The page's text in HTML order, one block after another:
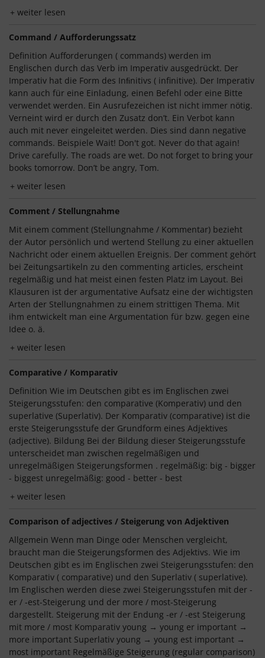
weiter lesen
Command / Aufforderungssatz
Definition Aufforderungen ( commands) werden im
Englischen durch das Verb im Imperativ ausgedrückt. Der
Imperativ hat die Form des Inﬁnitivs ( infinitive). Der Imperativ
kann auch für eine Einladung, einen Befehl oder eine Bitte
verwendet werden. Ein Ausrufezeichen ist nicht immer nötig.
Verneint wird er durch den Zusatz don’t. Ein Verbot kann
auch mit never eingeleitet werden. Dies sind dann negative
commands. Beispiele Wait! Don't got. Never do that again!
Drive carefully. The roads are wet. Do not forget to bring your
books tomorrow. Don’t be angry, Tom.
weiter lesen
Comment / Stellungnahme
Mit einem comment (Stellungnahme / Kommentar) bezieht
der Autor persönlich und wertend Stellung zu einer aktuellen
Nachricht oder einem aktuellen Ereignis. Der comment gehört
bei Zeitungsartikeln zu den commenting articles, erscheint
regelmäßig und hat meist einen festen Platz im Layout. Bei
Klausuren ist der argumentative Aufsatz eine der wichtigsten
Arten der Stellungnahmen zu einem strittigen Thema. Mit
ihm entwickelt man eine Argumentation für bzw. gegen eine
Idee o. ä.
weiter lesen
Comparative / Komparativ
Definition Wie im Deutschen gibt es im Englischen zwei
Steigerungsstufen: den comparative (Komperativ) und den
superlative (Superlativ). Der Komparativ (comparative) ist die
erste Steigerungsstufe der Grundform eines Adjektives
(adjective). Bildung Bei der Bildung dieser Steigerungsstufe
unterscheidet man zwischen regelmäßigen und
unregelmäßigen Steigerungsformen . regelmäßig: big - bigger
- biggest unregelmäßig: good - better - best
weiter lesen
Comparison of adjectives / Steigerung von Adjektiven
Allgemein Wenn man Dinge oder Menschen vergleicht,
braucht man die Steigerungsformen des Adjektivs. Wie im
Deutschen gibt es im Englischen zwei Steigerungsstufen: den
Komparativ ( comparative) und den Superlativ ( superlative).
Im Englischen werden diese zwei Steigerungsstufen mit der -
er / -est-Steigerung und der more / most-Steigerung
dargestellt. Steigerung mit der Endung -er / -est Steigerung
mit more / most Komparativ young → young er important →
more important Superlativ young → young est important →
most important Regelmäßige Steigerung (regular comparison)